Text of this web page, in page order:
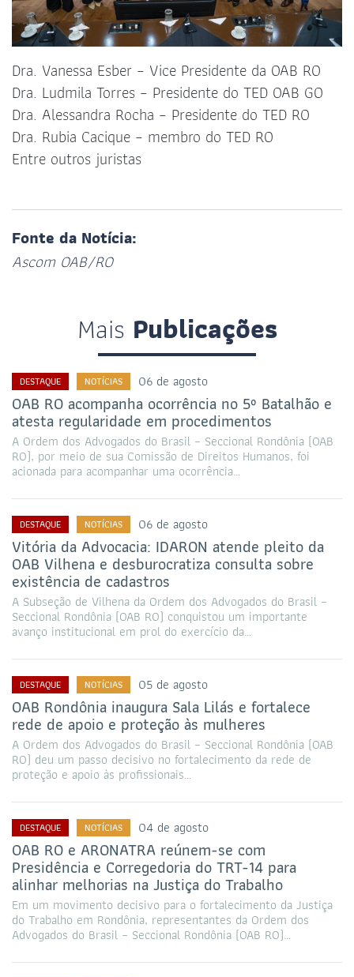
Dra. Vanessa Esber – Vice Presidente da OAB RO
Dra. Ludmila Torres – Presidente do TED OAB GO
Dra. Alessandra Rocha – Presidente do TED RO
Dra. Rubia Cacique – membro do TED RO
Entre outros juristas
Fonte da Notícia:
Ascom OAB/RO
Mais Publicações
DESTAQUE NOTÍCIAS 06 de agosto
OAB RO acompanha ocorrência no 5º Batalhão e
atesta regularidade em procedimentos
A Ordem dos Advogados do Brasil – Seccional Rondônia (OAB
RO), por meio de sua Comissão de Direitos Humanos, foi
acionada para acompanhar uma ocorrência…
DESTAQUE NOTÍCIAS 06 de agosto
Vitória da Advocacia: IDARON atende pleito da
OAB Vilhena e desburocratiza consulta sobre
existência de cadastros
A Subseção de Vilhena da Ordem dos Advogados do Brasil –
Seccional Rondônia (OAB RO) conquistou um importante
avanço institucional em prol do exercício da…
DESTAQUE NOTÍCIAS 05 de agosto
OAB Rondônia inaugura Sala Lilás e fortalece
rede de apoio e proteção às mulheres
A Ordem dos Advogados do Brasil – Seccional Rondônia (OAB
RO) deu um passo decisivo no fortalecimento da rede de
proteção e apoio às profissionais…
DESTAQUE NOTÍCIAS 04 de agosto
OAB RO e ARONATRA reúnem-se com
Presidência e Corregedoria do TRT-14 para
alinhar melhorias na Justiça do Trabalho
Em um movimento decisivo para o fortalecimento da Justiça
do Trabalho em Rondônia, representantes da Ordem dos
Advogados do Brasil – Seccional Rondônia (OAB RO)…